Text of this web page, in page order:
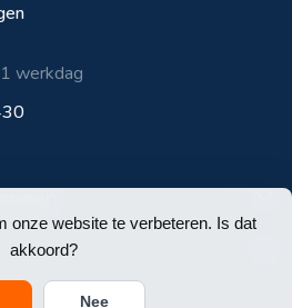
onze website te verbeteren. Is dat
akkoord?
Nee
werkdag